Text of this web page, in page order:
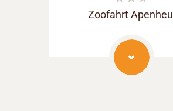
Zoofahrt Apenheul